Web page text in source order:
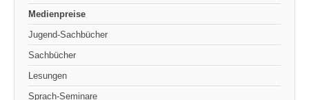
Medienpreise
Jugend-Sachbücher
Sachbücher
Lesungen
Sprach-Seminare